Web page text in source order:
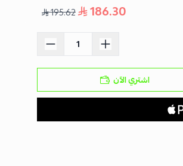
186.30
195.62
اشتري الآن